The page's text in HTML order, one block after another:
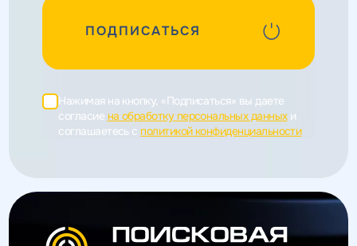
ПОДПИСАТЬСЯ
Нажимая на кнопку, «Подписаться» вы даете
согласие на обработку персональных данныхи
соглашаетесь c политикой конфиденциальности